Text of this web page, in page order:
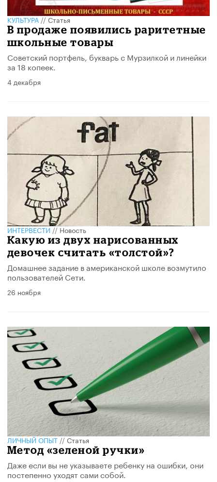
КУЛЬТУРА//Статья
В продаже появились раритетные
школьные товары
Советский портфель, букварь с Мурзилкой и линейки
за 18 копеек.
4 декабря
ИНТЕРВЕСТИ//Новость
Какую из двух нарисованных
девочек считать «толстой»?
Домашнее задание в американской школе возмутило
пользователей Сети.
26 ноября
ЛИЧНЫЙ ОПЫТ//Статья
Метод «зеленой ручки»
Даже если вы не указываете ребенку на ошибки, они
постепенно уходят сами собой.